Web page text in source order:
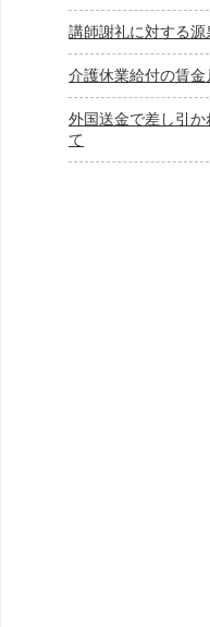
講師謝礼に対する
介護休業給付の賃金
外国送金で差し引
て